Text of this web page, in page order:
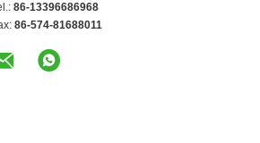
86-13396686968
86-574-81688011